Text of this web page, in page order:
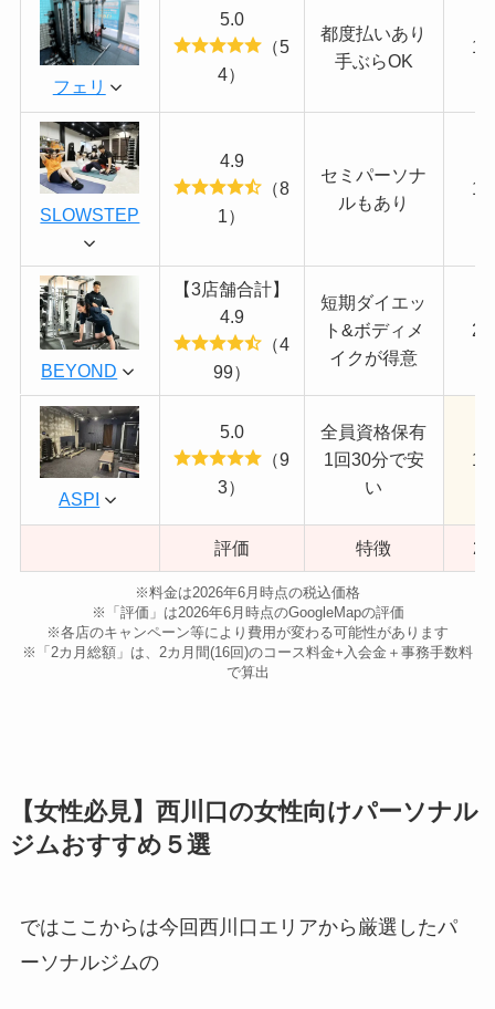
フェリ
5.0
（5
4）
都度払いあり
手ぶらOK
SLOWSTEP
4.9
（8
1）
セミパーソナ
ルもあり
BEYOND
【3店舗合計】
4.9
（4
99）
短期ダイエッ
ト&ボディメ
イクが得意
ASPI
5.0
（9
3）
全員資格保有
1回30分で安
い
評価 特徴 2
※料金は2026年6月時点の税込価格
※「評価」は2026年6月時点のGoogleMapの評価
※各店のキャンペーン等により費用が変わる可能性があります
※「2カ月総額」は、2カ月間(16回)のコース料金+入会金＋事務手数料
で算出
【女性必見】西川口の女性向けパーソナル
ジムおすすめ５選
ではここからは今回西川口エリアから厳選したパ
ーソナルジムの